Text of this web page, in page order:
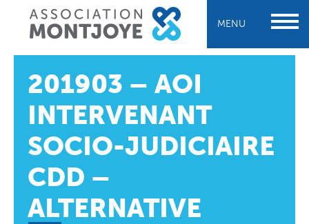
MENU
201903 – AOI
INTERVENANT
SOCIO-JUDICIAIRE
CDD –
ALTERNATIVE